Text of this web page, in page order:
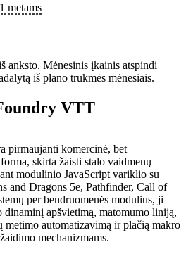
metams
anksto. Mėnesinis įkainis atspindi
iš plano trukmės mėnesiais.
VTT
pirmaujanti komercinė, bet
skirta žaisti stalo vaidmenų
modulinio JavaScript variklio su
and Dragons 5e, Pathfinder, Call of
per bendruomenės modulius, ji
dinaminį apšvietimą, matomumo liniją,
metimo automatizavimą ir plačią makro
mechanizmams.